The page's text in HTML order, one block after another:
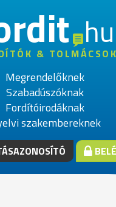
hu
& TOLMÁCSOK
Megrendelőknek
Szabadúszóknak
Fordítóirodáknak
szakembereknek